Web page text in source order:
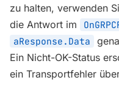
zu halten, verwenden
die Antwort im
aResponse.Data
Ein Nicht-OK-Status
ein Transportfehler